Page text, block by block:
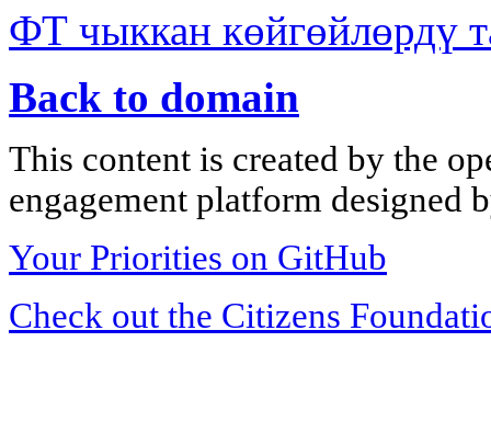
ФТ чыккан көйгөйлөрдү
Back to domain
This content is created by the
engagement platform designed
Your Priorities on GitHub
Check out the Citizens